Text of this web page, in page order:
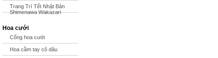
Trang Trí Tết Nhật Bản
Shimenawa Wakazari
Hoa cưới
Cổng hoa cưới
Hoa cầm tay cô dâu